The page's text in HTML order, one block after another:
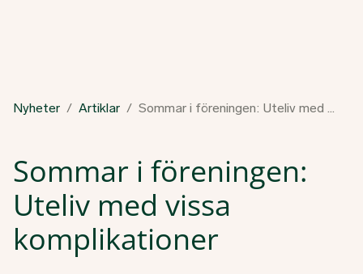
Nyheter Artiklar Sommar i föreningen: Uteliv med vissa komplikationer
Sommar i föreningen:
Uteliv med vissa
komplikationer